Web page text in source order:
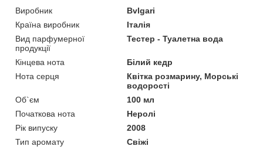
Виробник
Bvlgari
Країна виробник
Італія
Вид парфумерної
продукції
Тестер - Туалетна вода
Кінцева нота
Білий кедр
Нота серця
Квітка розмарину, Морські
водорості
Об`єм
100 мл
Початкова нота
Неролі
Рік випуску
2008
Тип аромату
Свіжі